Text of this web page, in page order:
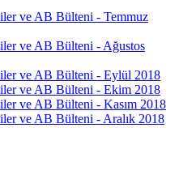
ve AB Bülteni - Temmuz
ve AB Bülteni - Ağustos
ve AB Bülteni - Eylül 2018
ve AB Bülteni - Ekim 2018
ve AB Bülteni - Kasım 2018
ve AB Bülteni - Aralık 2018